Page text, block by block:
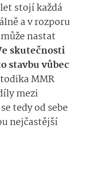
stojí každá
a v rozporu
nastat
skutečnosti
stavbu vůbec
MMR
mezi
tedy od sebe
nejčastější